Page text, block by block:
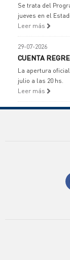
Se trata del
jueves en el
Leer más
29-07-2026
CUENTA
La apertura
julio a las 20 hs.
Leer más